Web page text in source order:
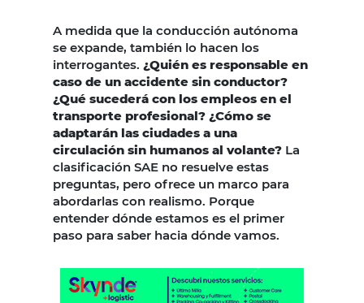
A medida que la conducción autónoma
se expande, también lo hacen los
interrogantes. ¿Quién es responsable en
caso de un accidente sin conductor?
¿Qué sucederá con los empleos en el
transporte profesional? ¿Cómo se
adaptarán las ciudades a una
circulación sin humanos al volante? La
clasificación SAE no resuelve estas
preguntas, pero ofrece un marco para
abordarlas con realismo. Porque
entender dónde estamos es el primer
paso para saber hacia dónde vamos.